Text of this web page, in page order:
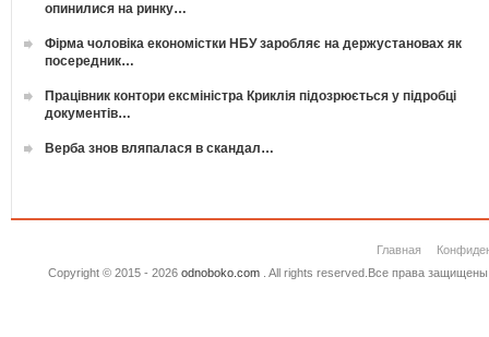
опинилися на ринку…
Фірма чоловіка економістки НБУ заробляє на держустановах як
посередник…
Працівник контори ексміністра Криклія підозрюється у підробці
документів…
Верба знов вляпалася в скандал…
Главная
Copyright © 2015 - 2026 odnoboko.com. All rights reserved.Все права защищены.